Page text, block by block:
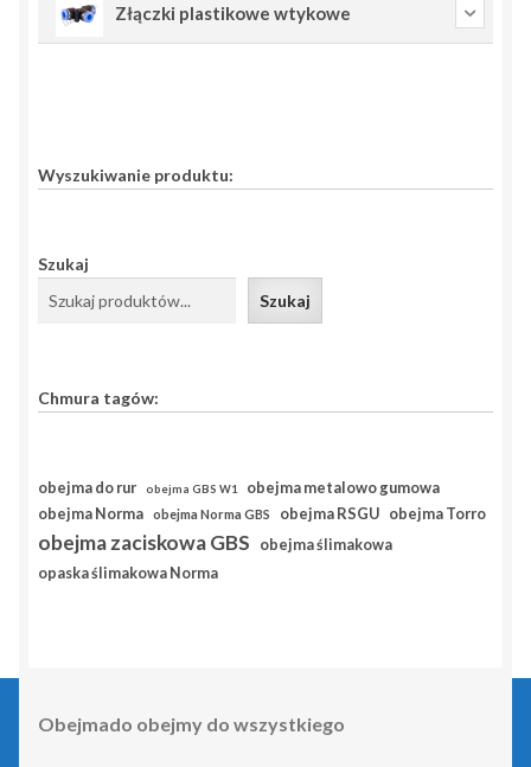
Złączki plastikowe wtykowe
Wyszukiwanie produktu:
Szukaj
Szukaj
Chmura tagów:
obejma do rur obejma GBS W1 obejma metalowo gumowa
obejma Norma obejma Norma GBS obejma RSGU obejma Torro
obejma zaciskowa GBS
obejma ślimakowa
opaska ślimakowa Norma
Obejmado obejmy do wszystkiego